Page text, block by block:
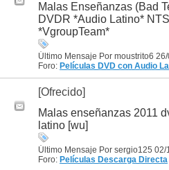
Malas Enseñanzas (Bad
DVDR *Audio Latino*
*VgroupTeam*
Último Mensaje Por moustrito6
Foro: Películas DVD con Audio
[Ofrecido]
Malas enseñanzas 2011
latino [wu]
Último Mensaje Por sergio125 02/
Foro: Películas Descarga Directa